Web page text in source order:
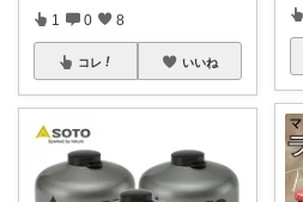
1 0 8
コレ いいね